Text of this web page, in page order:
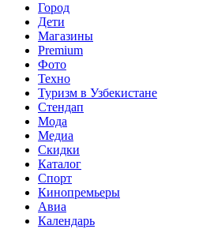
Город
Дети
Магазины
Premium
Фото
Техно
Туризм в Узбекистане
Стендап
Мода
Медиа
Скидки
Каталог
Спорт
Кинопремьеры
Авиа
Календарь